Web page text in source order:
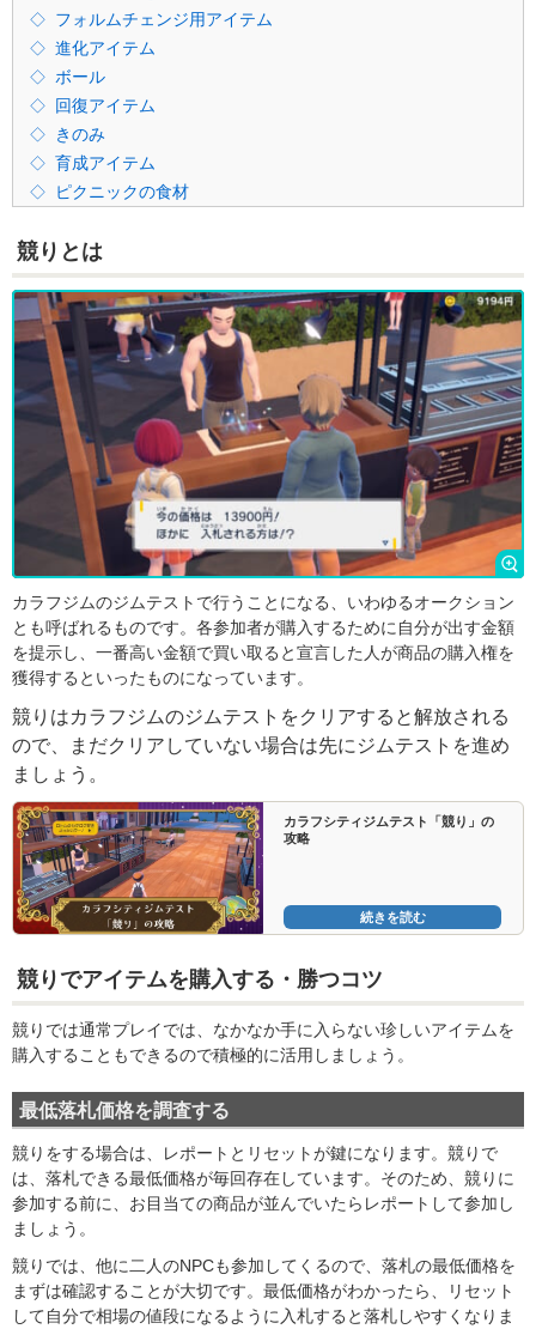
フォルムチェンジ用アイテム
進化アイテム
ボール
回復アイテム
きのみ
育成アイテム
ピクニックの食材
競りとは
カラフジムのジムテストで行うことになる、いわゆるオークション
とも呼ばれるものです。各参加者が購入するために自分が出す金額
を提示し、一番高い金額で買い取ると宣言した人が商品の購入権を
獲得するといったものになっています。
競りはカラフジムのジムテストをクリアすると解放される
ので、まだクリアしていない場合は先にジムテストを進め
ましょう。
カラフシティジムテスト「競り」の
攻略
続きを読む
競りでアイテムを購入する・勝つコツ
競りでは通常プレイでは、なかなか手に入らない珍しいアイテムを
購入することもできるので積極的に活用しましょう。
最低落札価格を調査する
競りをする場合は、レポートとリセットが鍵になります。競りで
は、落札できる最低価格が毎回存在しています。そのため、競りに
参加する前に、お目当ての商品が並んでいたらレポートして参加し
ましょう。
競りでは、他に二人のNPCも参加してくるので、落札の最低価格を
まずは確認することが大切です。最低価格がわかったら、リセット
して自分で相場の値段になるように入札すると落札しやすくなりま